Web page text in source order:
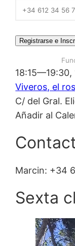
Registrarse e
18:15—19:30,
Viveros, el
C/ del Gral.
Añadir al
Marcin: +34
Sexta